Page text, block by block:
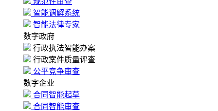
智能调解系统
智能法律专家
数字政府
行政执法智能办案
行政案件质量评查
公平竞争审查
数字企业
合同智能起草
合同智能审查